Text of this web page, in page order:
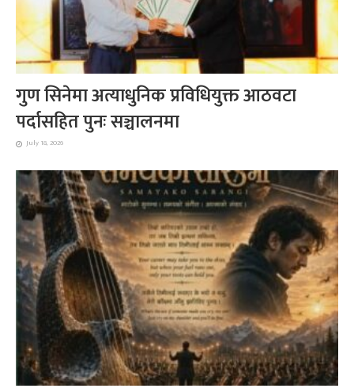
गुण सिनेमा अत्याधुनिक प्रविधियुक्त आठवटा
पर्दासहित पुनः सञ्चालनमा
July 18, 2026